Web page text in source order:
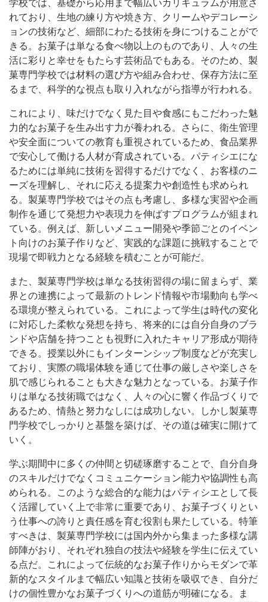
学校では、基礎から応用まで幅広いカリキュラムが用意さ
れており、生地の練り方や焼き方、クリームやデコレーシ
ョンの技術など、細部にわたる技術を身につけることがで
きる。お菓子は単なる食べ物以上のものであり、人々の生
活に彩りと幸せをもたらす芸術品でもある。そのため、製
菓専門学校では材料の選び方や組み合わせ、保存方法に至
るまで、科学的な視点も取り入れながら指導が行われる。
これにより、味だけでなく見た目や食感にもこだわった魅
力的なお菓子を生み出す力が養われる。さらに、衛生管理
や安全面についての教育も重視されているため、食品業界
で安心して働ける人材が育成されている。パティシエにな
るためには単純に技術を習得するだけでなく、お客様のニ
ーズを理解し、それに応える提案力や創造性も求められ
る。製菓専門学校ではその点も考慮し、多様な実習や企画
制作を通じて発想力や表現力を伸ばすプログラムが組まれ
ている。例えば、新しいメニュー開発や季節ごとのイベン
ト向けのお菓子作りなど、実践的な課題に挑戦することで
現場で即戦力となる経験を積むことが可能だ。
また、製菓専門学校は単なる技術習得の場に留まらず、業
界との連携によって最新のトレンド情報や市場動向も学べ
る環境が整えられている。これによって学生は時代の変化
に対応した柔軟な発想を持ち、将来的には自分自身のブラ
ンドや店舗を持つことも視野に入れたキャリア形成が期待
できる。授業以外にもインターンシップ制度などが充実し
ており、実際の職場体験を通じて仕事の厳しさや楽しさを
肌で感じられることも大きな魅力となっている。お菓子作
りは単なる技術職ではなく、人々の心に響く作品づくりで
あるため、情熱と努力なしには成功しない。しかし製菓専
門学校でしっかりと基盤を築けば、その道は確実に開けて
いく。
学ぶ期間中に多くの仲間と切磋琢磨することで、自分自身
のスキルだけでなくコミュニケーション能力や協調性も高
められる。このような総合的な能力はパティシエとして長
く活躍していく上で非常に重要であり、お菓子づくりとい
う仕事への誇りと責任感を育む役割も果たしている。特筆
すべきは、製菓専門学校には国内外から集まった多様な講
師陣がおり、それぞれ独自の技法や経験を学生に伝えてい
る点だ。これによって伝統的なお菓子作りからモダンで革
新的なスタイルまで幅広い知識と技術を吸収でき、自分だ
けの個性豊かなお菓子づくりへの道筋が明確になる。ま